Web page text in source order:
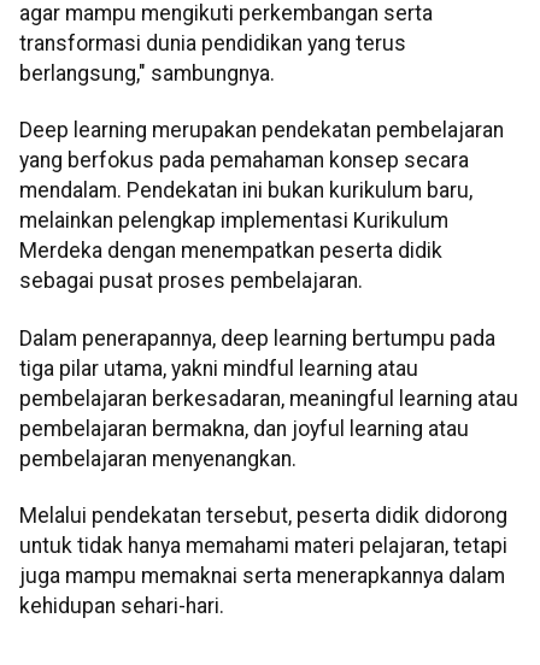
agar mampu mengikuti perkembangan serta
transformasi dunia pendidikan yang terus
berlangsung," sambungnya.
Deep learning merupakan pendekatan pembelajaran
yang berfokus pada pemahaman konsep secara
mendalam. Pendekatan ini bukan kurikulum baru,
melainkan pelengkap implementasi Kurikulum
Merdeka dengan menempatkan peserta didik
sebagai pusat proses pembelajaran.
Dalam penerapannya, deep learning bertumpu pada
tiga pilar utama, yakni mindful learning atau
pembelajaran berkesadaran, meaningful learning atau
pembelajaran bermakna, dan joyful learning atau
pembelajaran menyenangkan.
Melalui pendekatan tersebut, peserta didik didorong
untuk tidak hanya memahami materi pelajaran, tetapi
juga mampu memaknai serta menerapkannya dalam
kehidupan sehari-hari.